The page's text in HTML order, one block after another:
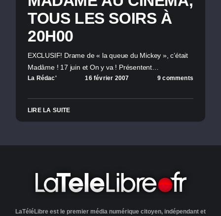
TOUS LES SOIRS À
20H00
EXCLUSIF! Drame de « la queue du Mickey », c’était
Madâme ! 17 juin et On y va ! Présentent…
La Rédac' 16 février 2007 9 comments
LIRE LA SUITE
LaTéléLibre est le premier média numérique citoyen, indépendant et